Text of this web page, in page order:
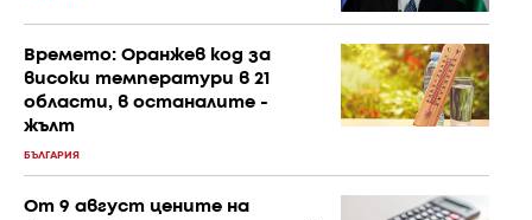
Времето: Оранжев код за
високи температури в 21
области, в останалите -
жълт
БЪЛГАРИЯ
От 9 август цените на